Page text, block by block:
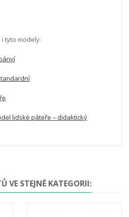
tyto modely:
lidské páteře – didaktický
VE STEJNÉ KATEGORII: